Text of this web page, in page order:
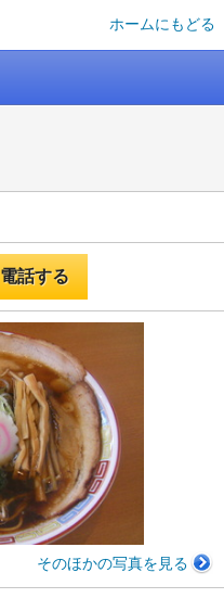
ホームにもどる
電話する
そのほかの写真を見る